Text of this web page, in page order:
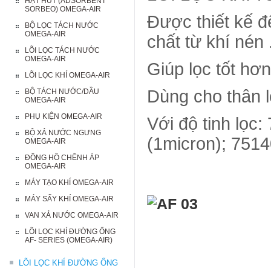
SORBEO) OMEGA-AIR
BỘ LỌC TÁCH NƯỚC
OMEGA-AIR
LÕI LỌC TÁCH NƯỚC
OMEGA-AIR
LÕI LỌC KHÍ OMEGA-AIR
BỘ TÁCH NƯỚC/DẦU
OMEGA-AIR
PHỤ KIỆN OMEGA-AIR
BỘ XẢ NƯỚC NGƯNG
OMEGA-AIR
ĐỒNG HỒ CHÊNH ÁP
OMEGA-AIR
MÁY TẠO KHÍ OMEGA-AIR
MÁY SẤY KHÍ OMEGA-AIR
VAN XẢ NƯỚC OMEGA-AIR
LÕI LỌC KHÍ ĐƯỜNG ỐNG
AF- SERIES (OMEGA-AIR)
LÕI LỌC KHÍ ĐƯỜNG ỐNG
Được thiết kế
chất từ khí nén
Giúp lọc tốt
Dùng cho thân
Với độ tinh lọc:
(1micron);